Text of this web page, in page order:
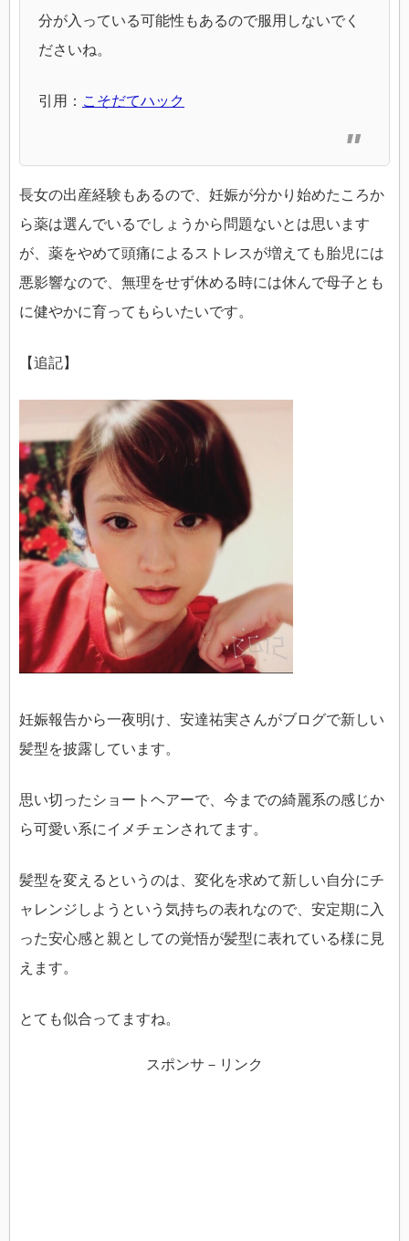
分が入っている可能性もあるので服用しないでく
ださいね。
引用： こそだてハック
長女の出産経験もあるので、妊娠が分かり始めたころか
ら薬は選んでいるでしょうから問題ないとは思います
が、薬をやめて頭痛によるストレスが増えても胎児には
悪影響なので、無理をせず休める時には休んで母子とも
に健やかに育ってもらいたいです。
【追記】
妊娠報告から一夜明け、安達祐実さんがブログで新しい
髪型を披露しています。
思い切ったショートヘアーで、今までの綺麗系の感じか
ら可愛い系にイメチェンされてます。
髪型を変えるというのは、変化を求めて新しい自分にチ
ャレンジしようという気持ちの表れなので、安定期に入
った安心感と親としての覚悟が髪型に表れている様に見
えます。
とても似合ってますね。
スポンサ－リンク